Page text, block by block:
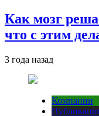
Как мозг
что с этим
3 года назад
Компании